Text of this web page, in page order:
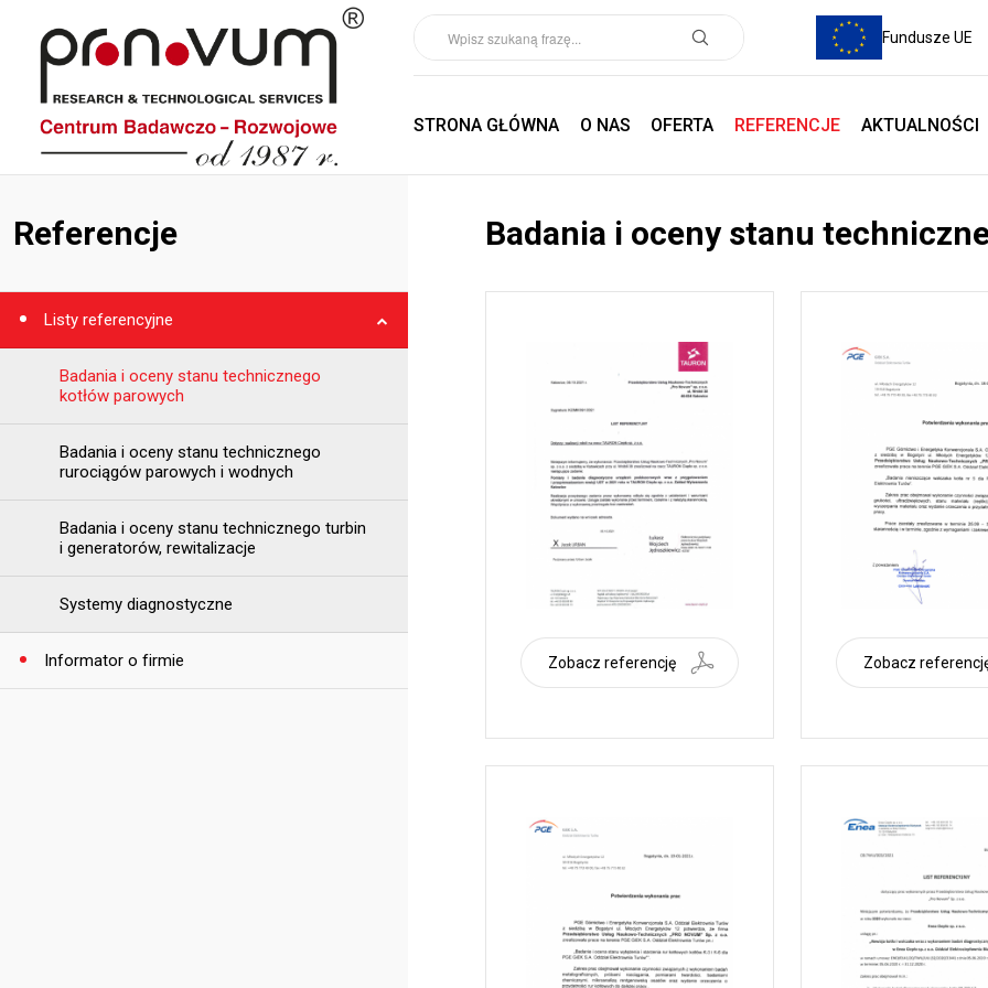
Fundusze UE
STRONA GŁÓWNA O NAS OFERTA REFERENCJE AKTUALNOŚCI
Referencje
Listy referencyjne
Badania i oceny stanu technicznego
kotłów parowych
Badania i oceny stanu technicznego
rurociągów parowych i wodnych
Badania i oceny stanu technicznego turbin
i generatorów, rewitalizacje
Systemy diagnostyczne
Informator o firmie
Badania i oceny stanu
Zobacz referencję Zobacz